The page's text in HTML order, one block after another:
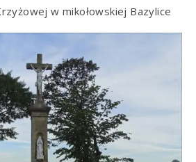
w mikołowskiej Bazylice